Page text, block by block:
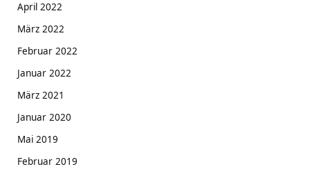
April 2022
März 2022
Februar 2022
Januar 2022
März 2021
Januar 2020
Mai 2019
Februar 2019